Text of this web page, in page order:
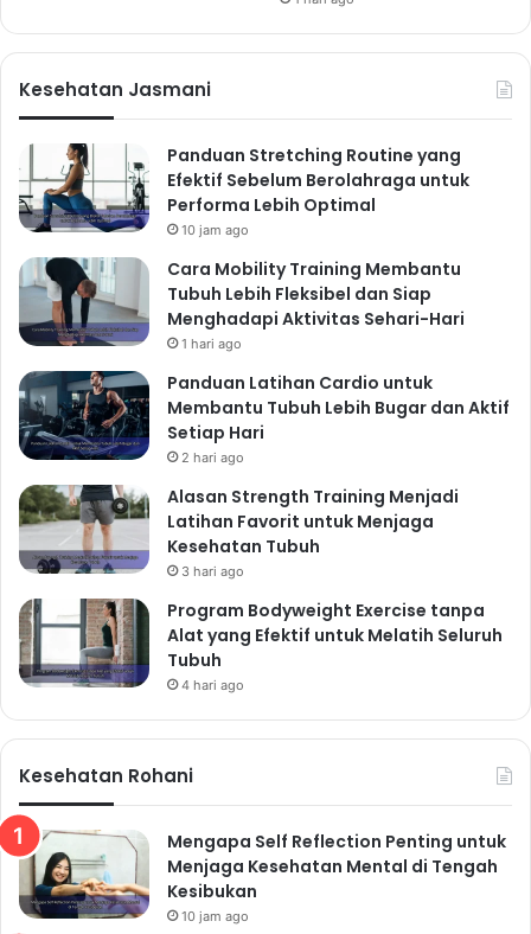
penting untuk tidur nyenyak. Hindari penggunaan
gadget sebelum tidur, karena cahaya biru dari layar
dapat mengganggu produksi melatonin. Memastikan
kamar tidur bersih dan rapi juga dapat membantu
menciptakan lingkungan yang tenang dan nyaman
untuk tidur.
Berat Badan Ideal: Hasil dari
Pola Hidup Sehat
Menjaga berat badan ideal merupakan bagian penting
dari gaya hidup sehat. Obesitas meningkatkan risiko
penyakit jantung, dan beberapa jenis kanker. Berikut
beberapa cara hidup sehat untuk mencapai berat
badan ideal:
Konsumsi Makanan Sehat dan
Bergizi
Prioritaskan konsumsi buah-buahan, sayuran, biji-
bijian, dan protein tanpa lemak. Batasi asupan
makanan olahan, makanan cepat saji, dan minuman
manis. Memilih makanan dengan indeks glikemik
rendah dapat membantu mengontrol kadar gula darah
dan mencegah penumpukan lemak.
Olahraga Teratur untuk
Membakar Kalori
Olahraga tidak hanya membantu membakar kalori,
tetapi juga meningkatkan metabolisme tubuh.
Gabungkan latihan kardio, seperti berlari atau
berenang, dengan latihan kekuatan, seperti angkat
Kesehatan Jasmani
Panduan Stretching Routine yang
Efektif Sebelum Berolahraga untuk
Performa Lebih Optimal
10 jam ago
Cara Mobility Training Membantu
Tubuh Lebih Fleksibel dan Siap
Menghadapi Aktivitas Sehari-Hari
1 hari ago
Panduan Latihan Cardio untuk
Membantu Tubuh Lebih Bugar dan Aktif
Setiap Hari
2 hari ago
Alasan Strength Training Menjadi
Latihan Favorit untuk Menjaga
Kesehatan Tubuh
3 hari ago
Program Bodyweight Exercise tanpa
Alat yang Efektif untuk Melatih Seluruh
Tubuh
4 hari ago
Kesehatan Rohani
Mengapa Self Reflection Penting untuk
Menjaga Kesehatan Mental di Tengah
Kesibukan
10 jam ago